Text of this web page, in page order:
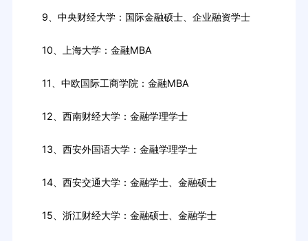
9、中央财经大学：国际金融硕士、企业融资学士
10、上海大学：金融MBA
11、中欧国际工商学院：金融MBA
12、西南财经大学：金融学理学士
13、西安外国语大学：金融学理学士
14、西安交通大学：金融学士、金融硕士
15、浙江财经大学：金融硕士、金融学士